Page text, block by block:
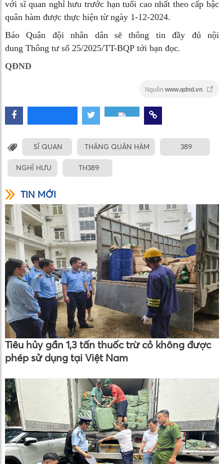
với sĩ quan nghỉ hưu trước hạn tuổi cao nhất theo cấp bậc
quân hàm được thực hiện từ ngày 1-12-2024.
Báo Quân đội nhân dân sẽ thông tin đầy đủ nội
dung Thông tư số 25/2025/TT-BQP tới bạn đọc.
QĐND
Nguồn www.qdnd.vn
SĨ QUAN THĂNG QUÂN HÀM 389
NGHỈ HƯU TH389
TIN MỚI
Tiêu hủy gần 1,3 tấn thuốc trừ cỏ không được
phép sử dụng tại Việt Nam